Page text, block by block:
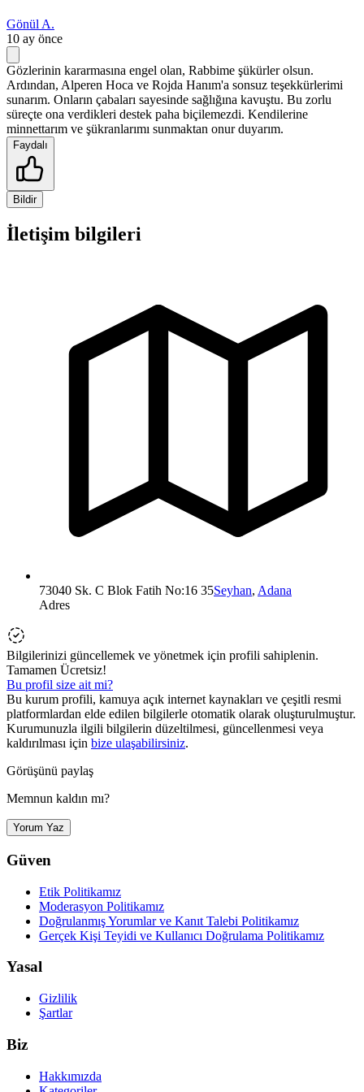
Gönül A.
10 ay önce
Gözlerinin kararmasına engel olan, Rabbime şükürler olsun.
Ardından, Alperen Hoca ve Rojda Hanım'a sonsuz teşekkürlerimi
sunarım. Onların çabaları sayesinde sağlığına kavuştu. Bu zorlu
süreçte ona verdikleri destek paha biçilemezdi. Kendilerine
minnettarım ve şükranlarımı sunmaktan onur duyarım.
Faydalı
Bildir
İletişim bilgileri
73040 Sk. C Blok Fatih No:16 35Seyhan, Adana
Adres
Bilgilerinizi güncellemek ve yönetmek için profili sahiplenin.
Tamamen Ücretsiz!
Bu profil size ait mi?
Bu kurum profili, kamuya açık internet kaynakları ve çeşitli resmi
platformlardan elde edilen bilgilerle otomatik olarak oluşturulmuştur.
Kurumunuzla ilgili bilgilerin düzeltilmesi, güncellenmesi veya
kaldırılması için bize ulaşabilirsiniz.
Görüşünü paylaş
Memnun kaldın mı?
Yorum Yaz
Güven
Etik Politikamız
Moderasyon Politikamız
Doğrulanmış Yorumlar ve Kanıt Talebi Politikamız
Gerçek Kişi Teyidi ve Kullanıcı Doğrulama Politikamız
Yasal
Gizlilik
Şartlar
Biz
Hakkımızda